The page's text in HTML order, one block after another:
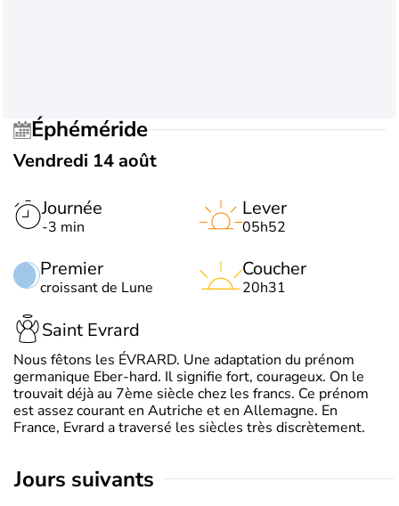
Éphéméride
Vendredi 14 août
Journée
-3 min
Premier
croissant de Lune
Lever
05h52
Coucher
20h31
Saint Evrard
Nous fêtons les ÉVRARD. Une adaptation du prénom
germanique Eber-hard. Il signifie fort, courageux. On le
trouvait déjà au 7ème siècle chez les francs. Ce prénom
est assez courant en Autriche et en Allemagne. En
France, Evrard a traversé les siècles très discrètement.
jours suivants